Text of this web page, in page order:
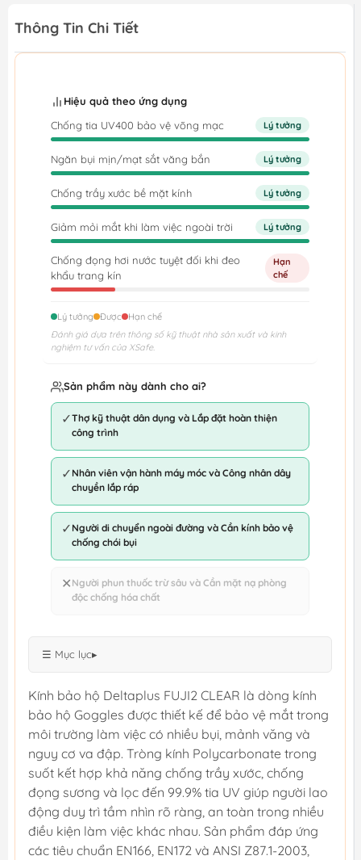
Thông Tin Chi Tiết
Hiệu quả theo ứng dụng
Chống tia UV400 bảo vệ võng mạc
Lý tưởng
Ngăn bụi mịn/mạt sắt văng bắn Lý tưởng
Chống trầy xước bề mặt kính Lý tưởng
Giảm mỏi mắt khi làm việc ngoài trời Lý tưởng
Chống đọng hơi nước tuyệt đối khi đeo
khẩu trang kín
Hạn
chế
Lý tưởng Được
Hạn chế
Đánh giá dựa trên thông số kỹ thuật nhà sản xuất và kinh
nghiệm tư vấn của XSafe.
Sản phẩm này dành cho ai?
✓Thợ kỹ thuật dân dụng và Lắp đặt hoàn thiện
công trình
✓ Nhân viên vận hành máy móc và Công nhân dây
chuyền lắp ráp
✓ Người di chuyển ngoài đường và Cần kính bảo vệ
chống chói bụi
✕ Người phun thuốc trừ sâu và Cần mặt nạ phòng
độc chống hóa chất
☰ Mục lục▸
Kính bảo hộ Deltaplus FUJI2 CLEAR là dòng kính
bảo hộ Goggles được thiết kế để bảo vệ mắt trong
môi trường làm việc có nhiều bụi, mảnh văng và
nguy cơ va đập. Tròng kính Polycarbonate trong
suốt kết hợp khả năng chống trầy xước, chống
đọng sương và lọc đến 99.9% tia UV giúp người lao
động duy trì tầm nhìn rõ ràng, an toàn trong nhiều
điều kiện làm việc khác nhau. Sản phẩm đáp ứng
các tiêu chuẩn EN166, EN172 và ANSI Z87.1-2003,